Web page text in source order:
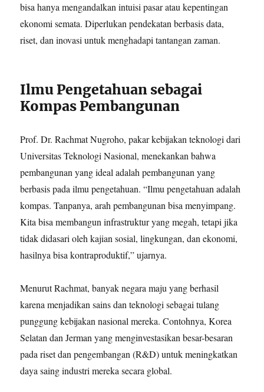
bisa hanya mengandalkan intuisi pasar atau kepentingan
ekonomi semata. Diperlukan pendekatan berbasis data,
riset, dan inovasi untuk menghadapi tantangan zaman.
Ilmu Pengetahuan sebagai
Kompas Pembangunan
Prof. Dr. Rachmat Nugroho, pakar kebijakan teknologi dari
Universitas Teknologi Nasional, menekankan bahwa
pembangunan yang ideal adalah pembangunan yang
berbasis pada ilmu pengetahuan. “Ilmu pengetahuan adalah
kompas. Tanpanya, arah pembangunan bisa menyimpang.
Kita bisa membangun infrastruktur yang megah, tetapi jika
tidak didasari oleh kajian sosial, lingkungan, dan ekonomi,
hasilnya bisa kontraproduktif,” ujarnya.
Menurut Rachmat, banyak negara maju yang berhasil
karena menjadikan sains dan teknologi sebagai tulang
punggung kebijakan nasional mereka. Contohnya, Korea
Selatan dan Jerman yang menginvestasikan besar-besaran
pada riset dan pengembangan (R&D) untuk meningkatkan
daya saing industri mereka secara global.